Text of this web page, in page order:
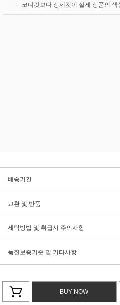
BUY NOW
- 코디컷보다 상세컷이 실제 상품의
배송기간
교환 및 반품
세탁방법 및 취급시 주의사항
품질보증기준 및 기타사항